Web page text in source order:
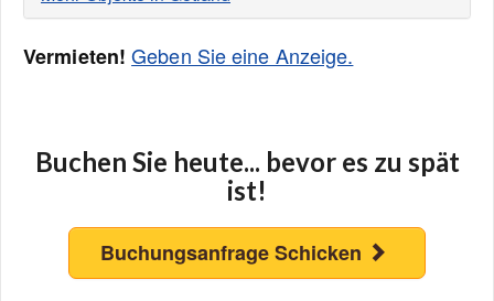
Vermieten! Geben Sie eine Anzeige.
Buchen Sie heute... bevor es zu spät
ist!
Buchungsanfrage Schicken